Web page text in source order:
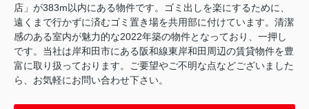
店」が383m以内にある物件です。ゴミ出しを楽にするために、
遠くまで行かずに済むゴミ置き場を共用部に付けています。清潔
感のある室内が魅力的な2022年築の物件となっており、一押し
です。当社は岸和田市にある阪和線東岸和田周辺の賃貸物件を豊
富に取り扱っております。ご要望やご不明な点などございました
ら、お気軽にお問い合わせ下さい。